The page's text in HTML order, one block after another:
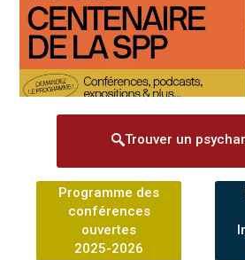
Trouver un
Programme des
conférences
ouvertes
2025-2026